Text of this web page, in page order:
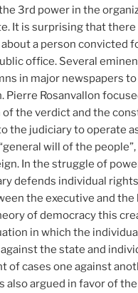
3rd power in the
It is surprising that there
a person convicted
office. Several
in major newspapers
Pierre Rosanvallon
the verdict and the
the judiciary to operate
will of the
In the struggle of
defends individual
the executive and the
of democracy this
in which the
the state and
of cases one against
also argued in favor of